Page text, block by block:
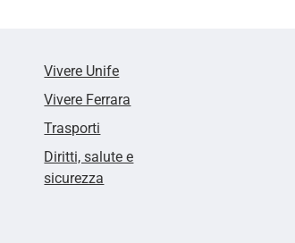
Vivere Unife
Vivere Ferrara
Trasporti
Diritti, salute e
sicurezza